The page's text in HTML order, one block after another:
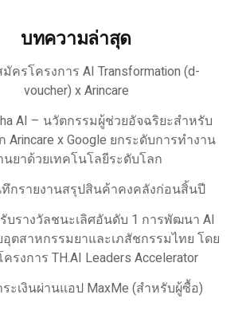
บทความล่าสุด
ครโครงการ AI Transformation (d-
voucher) x Arincare
AI – นวัตกรรมผู้ช่วยอัจฉริยะสำหรับ
Arincare x Google ยกระดับการทำงาน
นยาด้วยเทคโนโลยีระดับโลก
กรายงานสรุปสินค้าคงคลังก่อนสิ้นปี
รับรางวัลชนะเลิศอันดับ 1 การพัฒนา AI
ตสาหกรรมยาและเภสัชกรรมไทย โดย
ครงการ TH.AI Leaders Accelerator
ะเงินผ่านแอป MaxMe (สำหรับผู้ซื้อ)